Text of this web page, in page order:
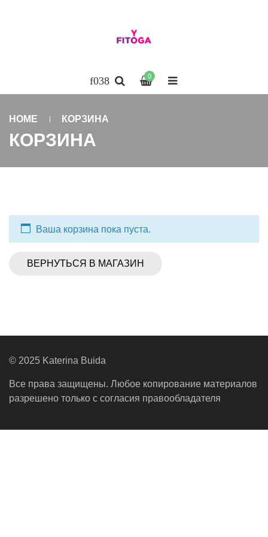
0
HOME КОРЗИНА
КОРЗИНА
Ваша корзина пока пуста.
ВЕРНУТЬСЯ В МАГАЗИН
© 2025 Katerina Buida
Все права защищены. Любое копирование материалов
разрешено только с согласия правообладателя